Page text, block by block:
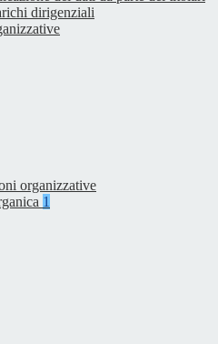
dirigenziali
organizzative
1